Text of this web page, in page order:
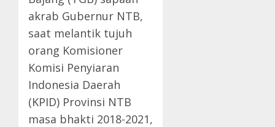
akrab Gubernur NTB,
saat melantik tujuh
orang Komisioner
Komisi Penyiaran
Indonesia Daerah
(KPID) Provinsi NTB
masa bhakti 2018-2021,